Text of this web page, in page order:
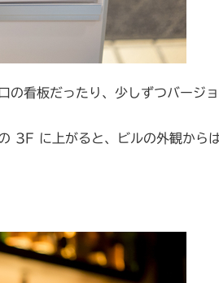
の看板だったり、少しずつバージ
3F に上がると、ビルの外観から